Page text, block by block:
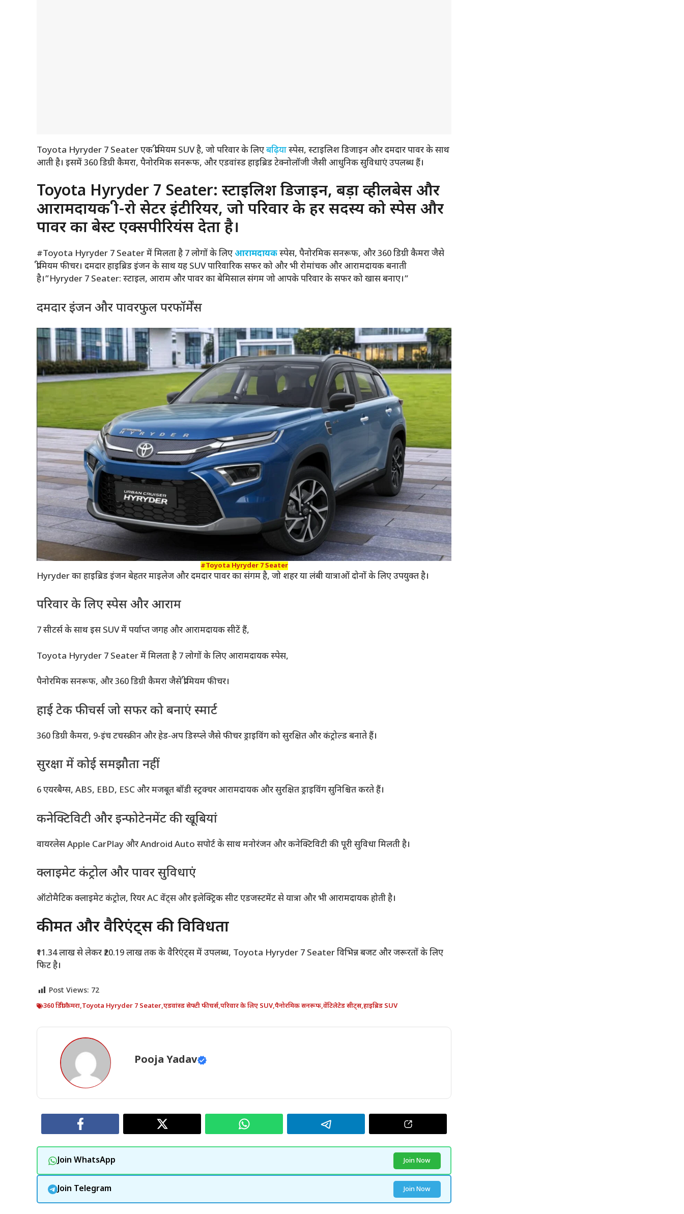
Toyota Hyryder 7 Seater एक प्रीमियम SUV है, जो परिवार के लिएबढ़ियास्पेस, स्टाइलिश डिजाइन और दमदार पावर के साथ
आती है। इसमें 360 डिग्री कैमरा, पैनोरमिक सनरूफ, और एडवांस्ड हाइब्रिड टेक्नोलॉजी जैसी आधुनिक सुविधाएं उपलब्ध हैं।
Toyota Hyryder 7 Seater: स्टाइलिश डिजाइन, बड़ा व्हीलबेस और
आरामदायक थ्री-रो सेटर इंटीरियर, जो परिवार के हर सदस्य को स्पेस और
पावर का बेस्ट एक्सपीरियंस देता है।
#Toyota Hyryder 7 Seater में मिलता है 7 लोगों के लिएआरामदायकस्पेस, पैनोरमिक सनरूफ, और 360 डिग्री कैमरा जैसे
प्रीमियम फीचर। दमदार हाइब्रिड इंजन के साथ यह SUV पारिवारिक सफर को और भी रोमांचक और आरामदायक बनाती
है।”Hyryder 7 Seater: स्टाइल, आराम और पावर का बेमिसाल संगम जो आपके परिवार के सफर को खास बनाए।”
दमदार इंजन और पावरफुल परफॉर्मेंस
#Toyota Hyryder 7 Seater
Hyryder का हाइब्रिड इंजन बेहतर माइलेज और दमदार पावर का संगम है, जो शहर या लंबी यात्राओं दोनों के लिए उपयुक्त है।
परिवार के लिए स्पेस और आराम
7 सीटर्स के साथ इस SUV में पर्याप्त जगह और आरामदायक सीटें हैं,
Toyota Hyryder 7 Seater में मिलता है 7 लोगों के लिए आरामदायक स्पेस,
पैनोरमिक सनरूफ, और 360 डिग्री कैमरा जैसे प्रीमियम फीचर।
हाई टेक फीचर्स जो सफर को बनाएं स्मार्ट
360 डिग्री कैमरा, 9-इंच टचस्क्रीन और हेड-अप डिस्प्ले जैसे फीचर ड्राइविंग को सुरक्षित और कंट्रोल्ड बनाते हैं।
सुरक्षा में कोई समझौता नहीं
6 एयरबैग्स, ABS, EBD, ESC और मजबूत बॉडी स्ट्रक्चर आरामदायक और सुरक्षित ड्राइविंग सुनिश्चित करते हैं।
कनेक्टिविटी और इन्फोटेनमेंट की खूबियां
वायरलेस Apple CarPlay और Android Auto सपोर्ट के साथ मनोरंजन और कनेक्टिविटी की पूरी सुविधा मिलती है।
क्लाइमेट कंट्रोल और पावर सुविधाएं
ऑटोमैटिक क्लाइमेट कंट्रोल, रियर AC वेंट्स और इलेक्ट्रिक सीट एडजस्टमेंट से यात्रा और भी आरामदायक होती है।
कीमत और वैरिएंट्स की विविधता
₹11.34 लाख से लेकर ₹20.19 लाख तक के वैरिएंट्स में उपलब्ध, Toyota Hyryder 7 Seater विभिन्न बजट और जरूरतों के लिए
फिट है।
Post Views: 72
360 डिग्री कैमरा,Toyota Hyryder 7 Seater,एडवांस्ड सेफ्टी फीचर्स,परिवार के लिए SUV,पैनोरमिक सनरूफ,वेंटिलेटेड सीट्स,हाइब्रिड SUV
Pooja Yadav
Join WhatsApp Join Now
Join Telegram Join Now